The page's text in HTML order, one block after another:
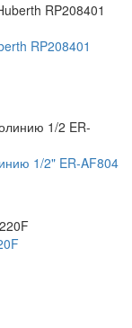
RP208401
1/2" ER-AF804